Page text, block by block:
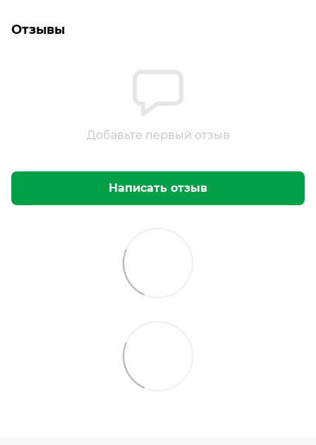
Отзывы
Добавьте первый отзыв
Написать отзыв